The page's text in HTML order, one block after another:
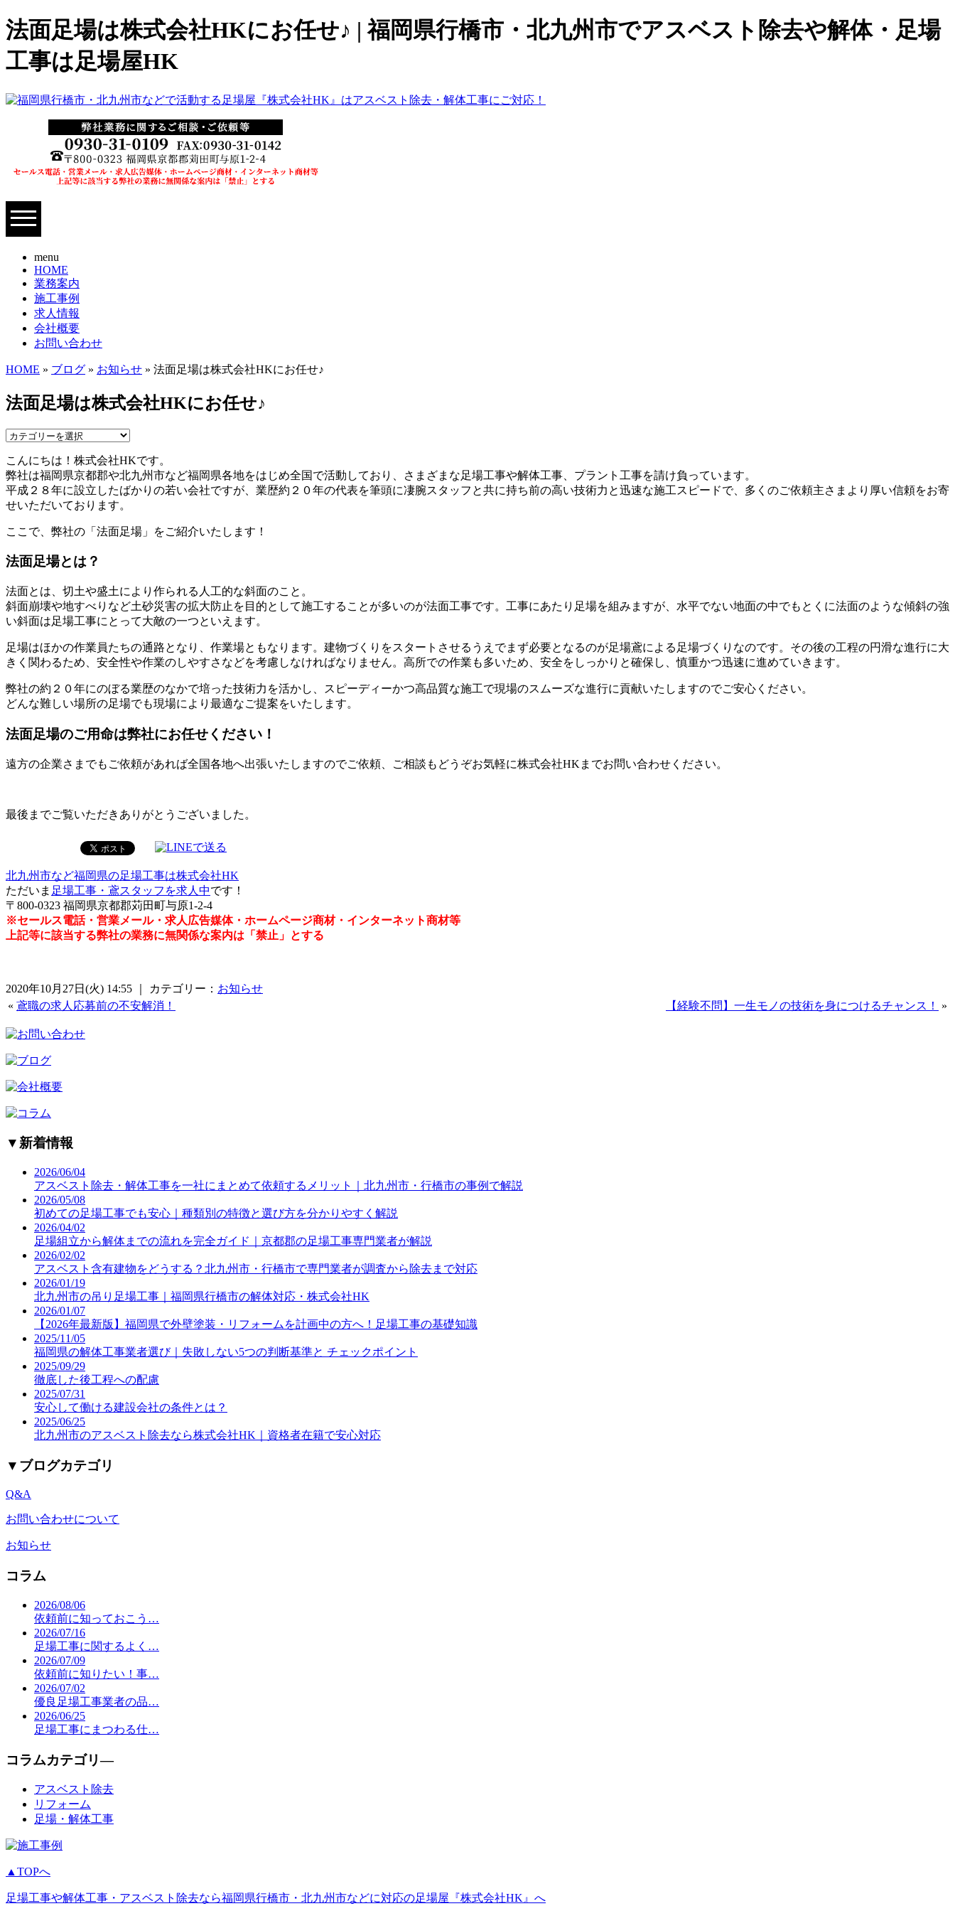
法面足場は株式会社HKにお任せ♪ | 福岡県行橋市・北九州市でアスベスト除去や解体・足場
工事は足場屋HK
menu
HOME
業務案内
施工事例
求人情報
会社概要
お問い合わせ
HOME » ブログ » お知らせ » 法面足場は株式会社HKにお任せ♪
法面足場は株式会社HKにお任せ♪
こんにちは！株式会社HKです。
弊社は福岡県京都郡や北九州市など福岡県各地をはじめ全国で活動しており、さまざまな足場工事や解体工事、プラント工事を請け負っています。
平成２８年に設立したばかりの若い会社ですが、業歴約２０年の代表を筆頭に凄腕スタッフと共に持ち前の高い技術力と迅速な施工スピードで、多くのご依頼主さまより厚い信頼をお寄
せいただいております。
ここで、弊社の「法面足場」をご紹介いたします！
法面足場とは？
法面とは、切土や盛土により作られる人工的な斜面のこと。
斜面崩壊や地すべりなど土砂災害の拡大防止を目的として施工することが多いのが法面工事です。工事にあたり足場を組みますが、水平でない地面の中でもとくに法面のような傾斜の強
い斜面は足場工事にとって大敵の一つといえます。
足場はほかの作業員たちの通路となり、作業場ともなります。建物づくりをスタートさせるうえでまず必要となるのが足場鳶による足場づくりなのです。その後の工程の円滑な進行に大
きく関わるため、安全性や作業のしやすさなどを考慮しなければなりません。高所での作業も多いため、安全をしっかりと確保し、慎重かつ迅速に進めていきます。
弊社の約２０年にのぼる業歴のなかで培った技術力を活かし、スピーディーかつ高品質な施工で現場のスムーズな進行に貢献いたしますのでご安心ください。
どんな難しい場所の足場でも現場により最適なご提案をいたします。
法面足場のご用命は弊社にお任せください！
遠方の企業さまでもご依頼があれば全国各地へ出張いたしますのでご依頼、ご相談もどうぞお気軽に株式会社HKまでお問い合わせください。
最後までご覧いただきありがとうございました。
北九州市など福岡県の足場工事は株式会社HK
ただいま 足場工事・鳶スタッフを求人中です！
〒800-0323 福岡県京都郡苅田町与原1-2-4
※セールス電話・営業メール・求人広告媒体・ホームページ商材・インターネット商材等
上記等に該当する弊社の業務に無関係な案内は「禁止」とする
2020年10月27日(火) 14:55 ｜ カテゴリー： お知らせ
« 鳶職の求人応募前の不安解消！ 【経験不問】一生モノの技術を身につけるチャンス！ »
▼新着情報
2026/06/04
アスベスト除去・解体工事を一社にまとめて依頼するメリット｜北九州市・行橋市の事例で解説
2026/05/08
初めての足場工事でも安心｜種類別の特徴と選び方を分かりやすく解説
2026/04/02
足場組立から解体までの流れを完全ガイド｜京都郡の足場工事専門業者が解説
2026/02/02
アスベスト含有建物をどうする？北九州市・行橋市で専門業者が調査から除去まで対応
2026/01/19
北九州市の吊り足場工事｜福岡県行橋市の解体対応・株式会社HK
2026/01/07
【2026年最新版】福岡県で外壁塗装・リフォームを計画中の方へ！足場工事の基礎知識
2025/11/05
福岡県の解体工事業者選び｜失敗しない5つの判断基準と チェックポイント
2025/09/29
徹底した後工程への配慮
2025/07/31
安心して働ける建設会社の条件とは？
2025/06/25
北九州市のアスベスト除去なら株式会社HK｜資格者在籍で安心対応
▼ ブログカテゴリ
Q&A
お問い合わせについて
お知らせ
コラム
2026/08/06
依頼前に知っておこう…
2026/07/16
足場工事に関するよく…
2026/07/09
依頼前に知りたい！事…
2026/07/02
優良足場工事業者の品…
2026/06/25
足場工事にまつわる仕…
コラムカテゴリ―
アスベスト除去
リフォーム
足場・解体工事
▲TOPへ
足場工事や解体工事・アスベスト除去なら福岡県行橋市・北九州市などに対応の足場屋『株式会社HK』へ